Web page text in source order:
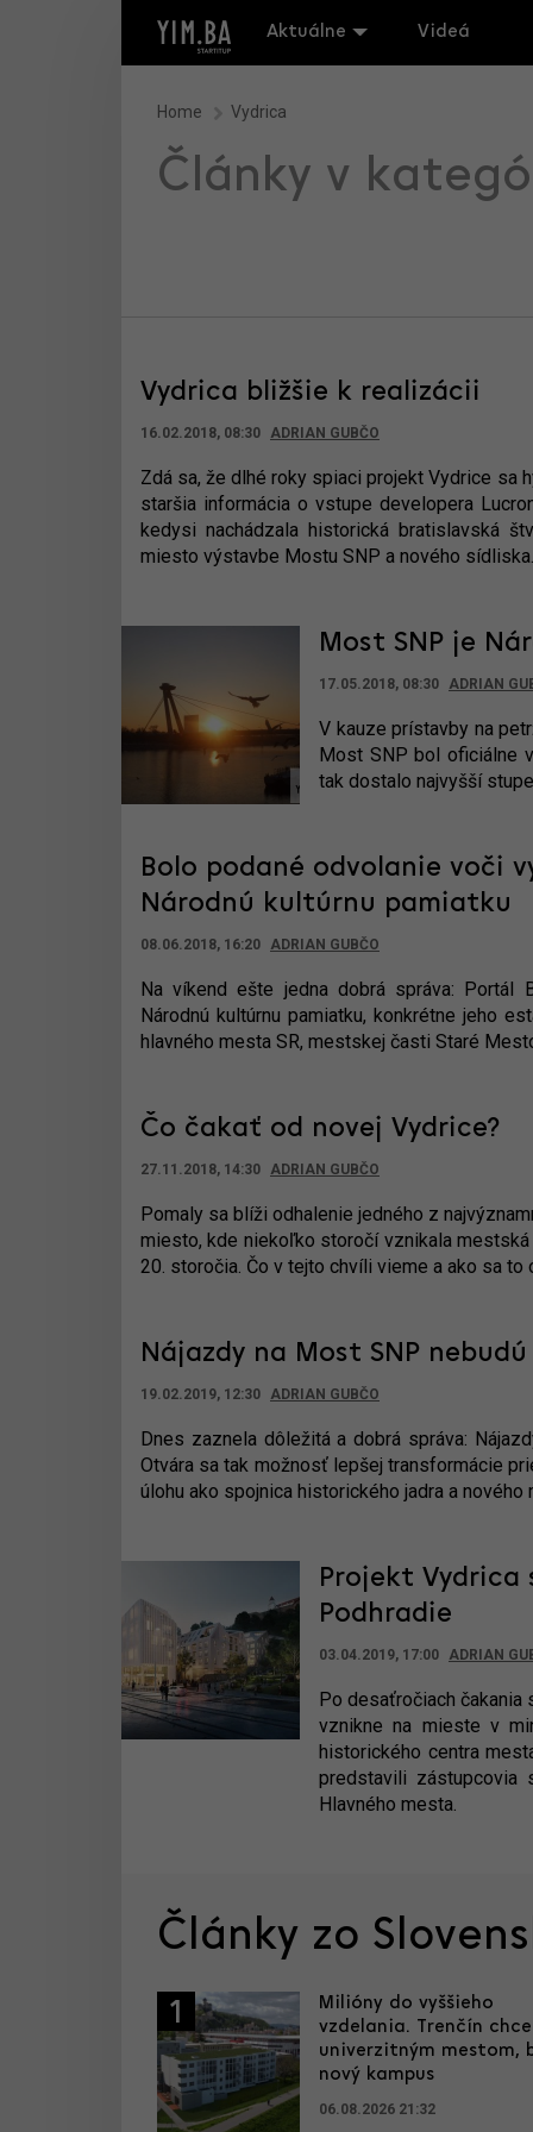
Aktuálne Videá
Home Vydrica
Články v
Vydrica bližšie k realizácii
16.02.2018, 08:30 ADRIAN GUBČO
Zdá sa, že dlhé roky spiaci projekt Vydrice sa
staršia informácia o vstupe developera
kedysi nachádzala historická bratislavská
miesto výstavbe Mostu SNP a nového sídliska.
Most SNP je
17.05.2018, 08:30 ADRIAN
V kauze prístavby na
Most SNP bol oficiálne
tak dostalo najvyšší
Bolo podané odvolanie voči
Národnú kultúrnu pamiatku
08.06.2018, 16:20 ADRIAN GUBČO
Na víkend ešte jedna dobrá správa: Portál
Národnú kultúrnu pamiatku, konkrétne jeho
hlavného mesta SR, mestskej časti Staré
Čo čakať od novej Vydrice?
27.11.2018, 14:30 ADRIAN GUBČO
Pomaly sa blíži odhalenie jedného z
miesto, kde niekoľko storočí vznikala
20. storočia. Čo v tejto chvíli vieme a ako sa to
Nájazdy na Most SNP
19.02.2019, 12:30 ADRIAN GUBČO
Dnes zaznela dôležitá a dobrá správa:
Otvára sa tak možnosť lepšej transformácie
úlohu ako spojnica historického jadra a nového
Projekt Vydrica
Podhradie
03.04.2019, 17:00 ADRIAN
Po desaťročiach čakania
vznikne na mieste v
historického centra
predstavili zástupcovia
Hlavného mesta.
Články zo
1
Milióny do vyššieho
vzdelania. Trenčín
univerzitným mestom,
nový kampus
06.08.2026 21:32